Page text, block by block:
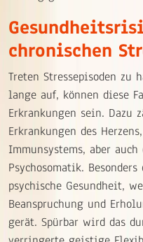
chronischen
Treten Stressepisoden zu
lange auf, können diese
Erkrankungen sein. Dazu
Erkrankungen des
Immunsystems, aber
Psychosomatik.
psychische Gesundheit,
Beanspruchung und
gerät. Spürbar wird das